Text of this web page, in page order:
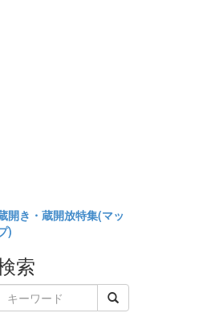
開き・蔵開放特集(マッ
)
索